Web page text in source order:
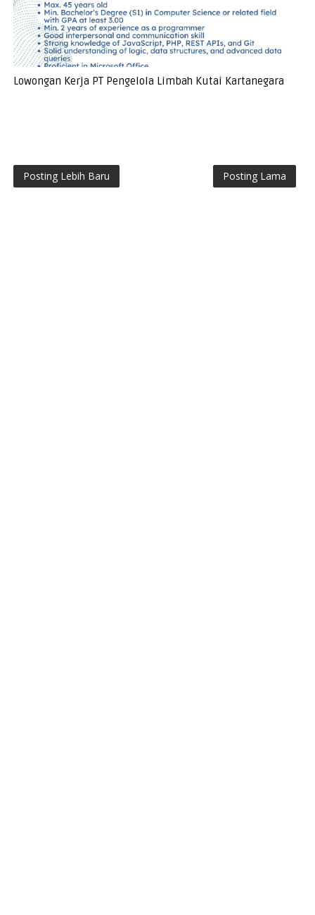
Lowongan Kerja PT Pengelola Limbah Kutai Kartanegara
Posting Lebih Baru Posting Lama